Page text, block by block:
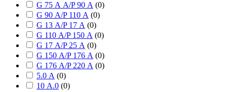
G 75 А А/P 90 А (0)
G 90 А/P 110 А (0)
G 13 А/P 17 А (0)
G 110 А/P 150 А (0)
G 17 А/P 25 А (0)
G 150 А/P 176 А (0)
G 176 А/P 220 А (0)
5.0 А (0)
10 А.0 (0)